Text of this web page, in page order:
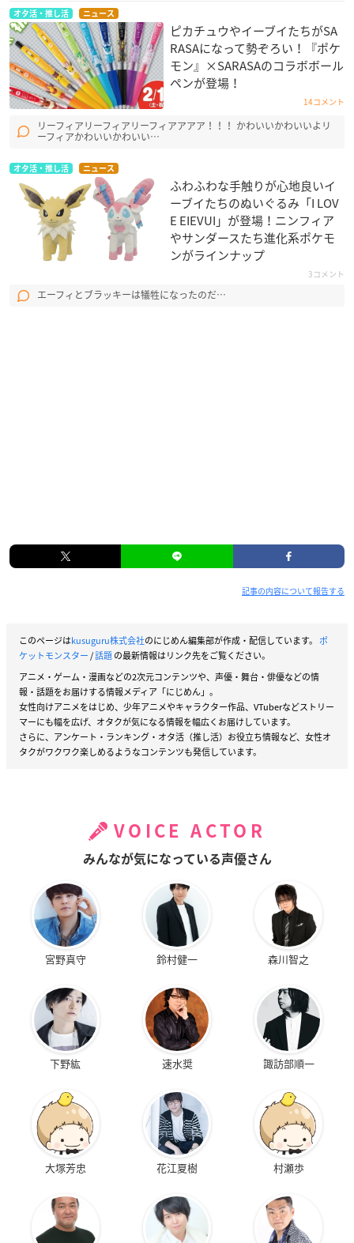
オタ活・推し活 ニュース
ピカチュウやイーブイたちがSA
RASAになって勢ぞろい！『ポケ
モン』×SARASAのコラボボール
ペンが登場！
14コメント
リーフィアリーフィアリーフィアアアア！！！ かわいいかわいいよリ
ーフィアかわいいかわいい…
オタ活・推し活 ニュース
ふわふわな手触りが心地良いイ
ーブイたちのぬいぐるみ「I LOV
E EIEVUI」が登場！ニンフィア
やサンダースたち進化系ポケモ
ンがラインナップ
3コメント
エーフィとブラッキーは犠牲になったのだ…
記事の内容について報告する
このページはkusuguru株式会社のにじめん編集部が作成・配信しています。 ポ
ケットモンスター/話題の最新情報はリンク先をご覧ください。
アニメ・ゲーム・漫画などの2次元コンテンツや、声優・舞台・俳優などの情
報・話題をお届けする情報メディア「にじめん」。
女性向けアニメをはじめ、少年アニメやキャラクター作品、VTuberなどストリー
マーにも幅を広げ、オタクが気になる情報を幅広くお届けしています。
さらに、アンケート・ランキング・オタ活（推し活）お役立ち情報など、女性オ
タクがワクワク楽しめるようなコンテンツも発信しています。
VOICE ACTOR
みんなが気になっている声優さん
宮野真守 鈴村健一 森川智之
下野紘 速水奨 諏訪部順一
大塚芳忠 花江夏樹 村瀬歩